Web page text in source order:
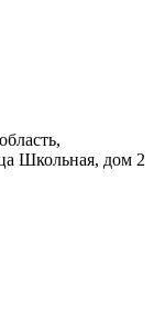
Школьная, дом 2